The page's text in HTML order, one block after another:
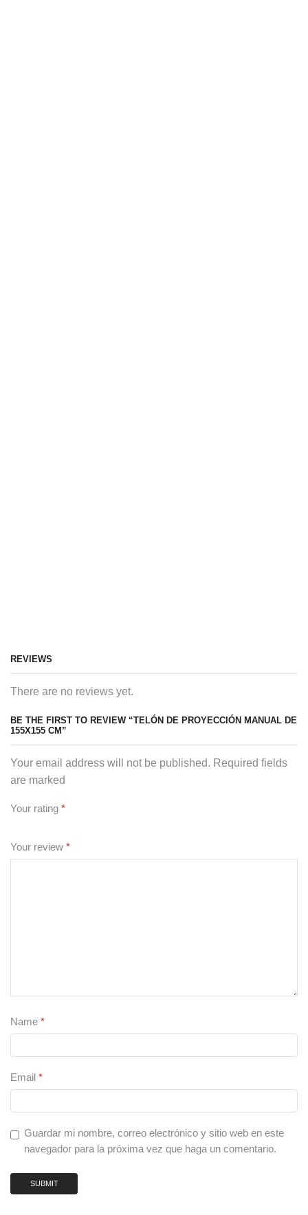
REVIEWS
There are no reviews yet.
BE THE FIRST TO REVIEW “TELÓN DE PROYECCIÓN MANUAL DE
155X155 CM”
Your email address will not be published. Required fields
are marked
Your rating *
Your review *
Name *
Email *
Guardar mi nombre, correo electrónico y sitio web en este
navegador para la próxima vez que haga un comentario.